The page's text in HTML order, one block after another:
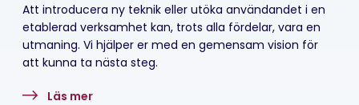
Att introducera ny teknik eller utöka användandet i en
etablerad verksamhet kan, trots alla fördelar, vara en
utmaning. Vi hjälper er med en gemensam vision för
att kunna ta nästa steg.
Läs mer